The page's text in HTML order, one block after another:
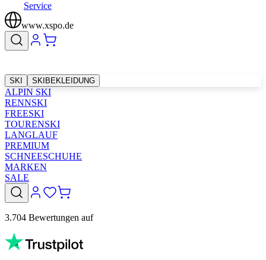
Service
www.xspo.de
SKI SKIBEKLEIDUNG
ALPIN SKI
RENNSKI
FREESKI
TOURENSKI
LANGLAUF
PREMIUM
SCHNEESCHUHE
MARKEN
SALE
3.704 Bewertungen auf